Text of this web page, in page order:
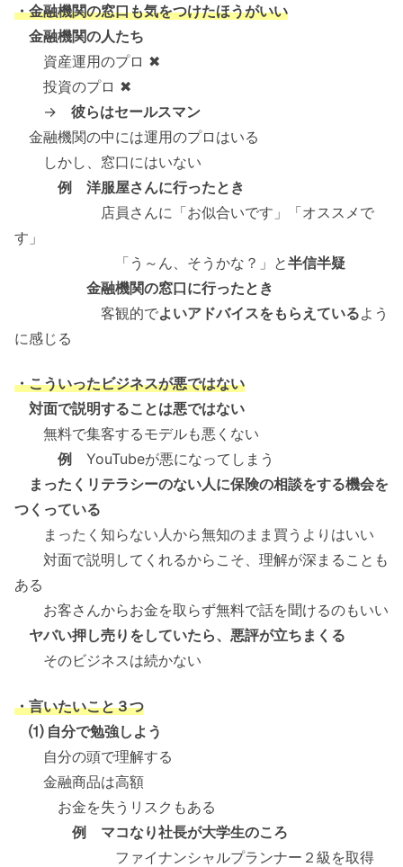
・金融機関の窓口も気をつけたほうがいい
金融機関の人たち
資産運用のプロ ✖
投資のプロ ✖
→ 彼らはセールスマン
金融機関の中には運用のプロはいる
しかし、窓口にはいない
例 洋服屋さんに行ったとき
店員さんに「お似合いです」「オススメで
す」
「う～ん、そうかな？」と半信半疑
金融機関の窓口に行ったとき
客観的でよいアドバイスをもらえているよう
に感じる
・こういったビジネスが悪ではない
対面で説明することは悪ではない
無料で集客するモデルも悪くない
例
YouTubeが悪になってしまう
まったくリテラシーのない人に保険の相談をする機会を
つくっている
まったく知らない人から無知のまま買うよりはいい
対面で説明してくれるからこそ、理解が深まることも
ある
お客さんからお金を取らず無料で話を聞けるのもいい
ヤバい押し売りをしていたら、悪評が立ちまくる
そのビジネスは続かない
・言いたいこと３つ
⑴ 自分で勉強しよう
自分の頭で理解する
金融商品は高額
お金を失うリスクもある
例 マコなり社長が大学生のころ
ファイナンシャルプランナー２級を取得